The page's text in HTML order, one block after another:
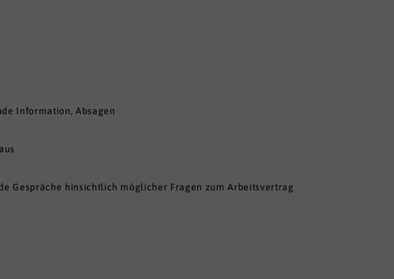
Information, Absagen
Gespräche hinsichtlich möglicher Fragen zum Arbeitsvertrag